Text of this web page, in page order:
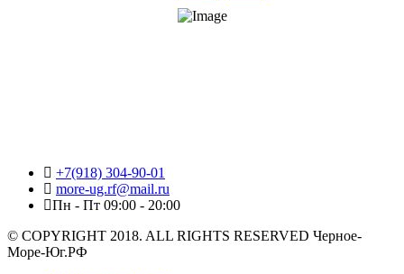
+7(918) 304-90-01
more-ug.rf@mail.ru
Пн - Пт 09:00 - 20:00
© COPYRIGHT 2018. ALL RIGHTS RESERVED Черное-
Море-Юг.РФ